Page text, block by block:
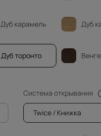
Дуб карамель Дуб
Дуб торонто
Система открывания
Twice / Книжка